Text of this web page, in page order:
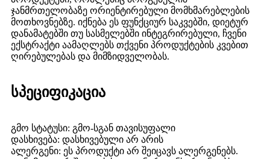
ჯანმრთელობაზე ორიენტირებული მომხმარებლების
მოთხოვნებზე. იქნება ეს ფუნქციურ საკვებში, დიეტურ
დანამატებში თუ სასმელებში ინტეგრირებული, ჩვენი
ექსტრაქტი აამაღლებს თქვენი პროდუქტების კვებით
ღირებულებას და მიმზიდველობას.
სპეციფიკაცია
გმო სტატუსი: გმო-სგან თავისუფალი
დასხივება: დასხივებული არ არის
ალერგენი: ეს პროდუქტი არ შეიცავს ალერგენებს.